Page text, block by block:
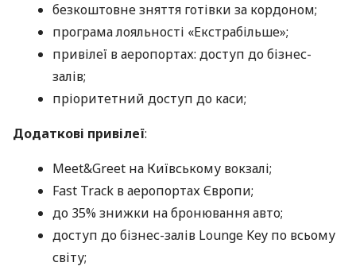
безкоштовне зняття готівки за кордоном;
програма лояльності «Екстрабільше»;
привілеї в аеропортах: доступ до бізнес-
залів;
пріоритетний доступ до каси;
Додаткові привілеї:
Meet&Greet на Київському вокзалі;
Fast Track в аеропортах Європи;
до 35% знижки на бронювання авто;
доступ до бізнес-залів Lounge Key по всьому
світу;